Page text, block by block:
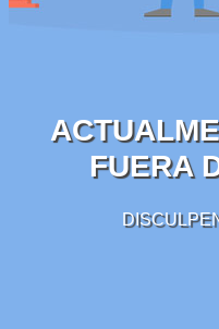
FUERA